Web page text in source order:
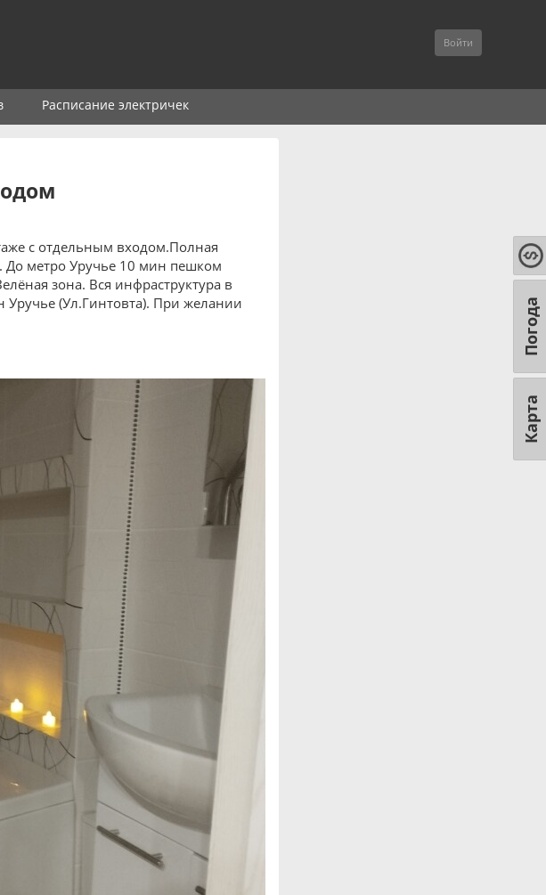
Войти
Расписание электричек
с отдельным входом.Полная
До метро Уручье 10 мин пешком
зона. Вся инфраструктура в
Уручье (Ул.Гинтовта). При желании
Карта
Погода